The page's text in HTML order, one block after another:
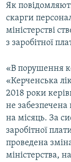
СВІДЧЕННЯ
УКРАЇНСЬКА
ІНФОГРАФІКА
Qırımtatar
ДОЛУЧАЙСЯ!
Усі сайти
Як
скарги
міністерстві
з заробітної
«В порушення
«Керченська
2018 роки
не забезпечена
на місяць. За
заробітної
проведена
міністерства,